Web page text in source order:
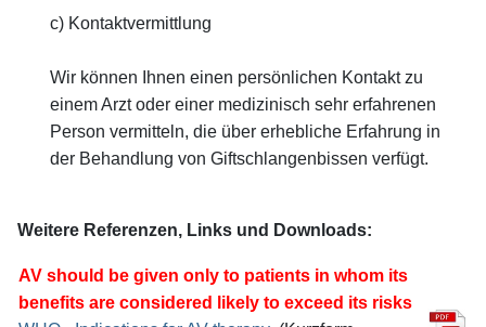
c) Kontaktvermittlung
Wir können Ihnen einen persönlichen Kontakt zu
einem Arzt oder einer medizinisch sehr erfahrenen
Person vermitteln, die über erhebliche Erfahrung in
der Behandlung von Giftschlangenbissen verfügt.
Weitere Referenzen, Links und Downloads:
AV should be given only to patients in whom its
benefits are considered likely to exceed its risks